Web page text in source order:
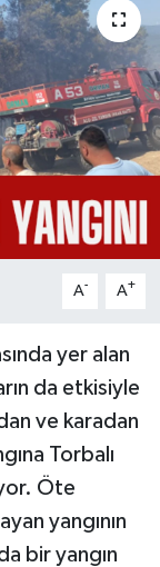
A- A+
yer alan
da etkisiyle
ve karadan
Torbalı
Öte
yangının
bir yangın